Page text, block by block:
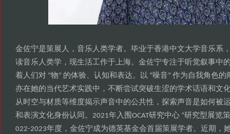
金佐宁是策展人 ， 音乐人类学者。 毕业于香港中文大学音乐系
读音乐人类学 ， 现生活工作于上海。 金佐宁专注于听觉叙事中
着人们对“物” 的体验 、 认知和表达。 以“噪音” 作为自我角色的
亦在她的当代艺术实践中 ， 不断尝试突破生涩的学术话语和文
从时空与材质等维度揭示声音中的公共性， 探索声音是如何被
和表演文化身份认同 。2021年入围 OCAT研究中心“研究型展览
022-2023年度 ， 金佐宁成为德英基金会首届策展学者。 近期 ，